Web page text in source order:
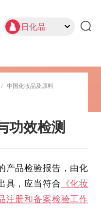
日化品
中国化妆品及原料
功效检测
产品检验报告，由化
具，应当符合 《化妆
注册和备案检验工作